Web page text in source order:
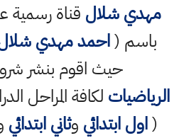
مهدي شلال قناة رسمية
باسم (احمد مهدي
حيث اقوم بنشر
الرياضيات لكافة المراحل
(اول ابتدائي وثاني ابتدائي